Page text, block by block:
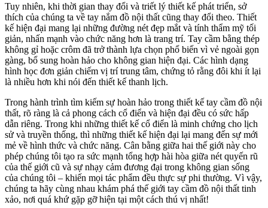
Tuy nhiên, khi thời gian thay đổi và triết lý thiết kế phát triển, sở
thích của chúng ta về tay nắm đồ nội thất cũng thay đổi theo. Thiết
kế hiện đại mang lại những đường nét đẹp mắt và tính thẩm mỹ tối
giản, nhấn mạnh vào chức năng hơn là trang trí. Tay cầm bằng thép
không gỉ hoặc crôm đã trở thành lựa chọn phổ biến vì vẻ ngoài gọn
gàng, bổ sung hoàn hảo cho không gian hiện đại. Các hình dạng
hình học đơn giản chiếm vị trí trung tâm, chứng tỏ rằng đôi khi ít lại
là nhiều hơn khi nói đến thiết kế thanh lịch.
Trong hành trình tìm kiếm sự hoàn hảo trong thiết kế tay cầm đồ nội
thất, rõ ràng là cả phong cách cổ điển và hiện đại đều có sức hấp
dẫn riêng. Trong khi những thiết kế cổ điển là minh chứng cho lịch
sử và truyền thống, thì những thiết kế hiện đại lại mang đến sự mới
mẻ về hình thức và chức năng. Cân bằng giữa hai thế giới này cho
phép chúng tôi tạo ra sức mạnh tổng hợp hài hòa giữa nét quyến rũ
của thế giới cũ và sự nhạy cảm đương đại trong không gian sống
của chúng tôi – khiến mọi tác phẩm đều thực sự phi thường. Vì vậy,
chúng ta hãy cùng nhau khám phá thế giới tay cầm đồ nội thất tinh
xảo, nơi quá khứ gặp gỡ hiện tại một cách thú vị nhất!